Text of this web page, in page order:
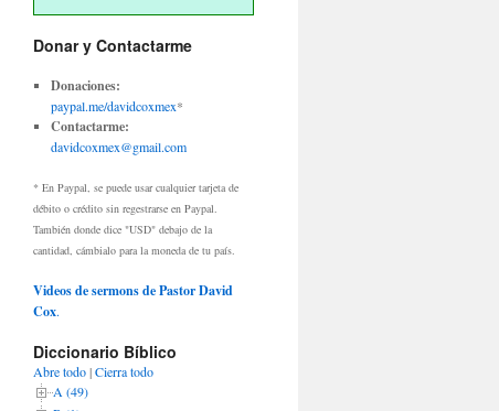
Donar y Contactarme
Donaciones:
paypal.me/davidcoxmex*
Contactarme:
davidcoxmex@gmail.com
* En Paypal, se puede usar cualquier tarjeta de
débito o crédito sin regestrarse en Paypal.
También donde dice "USD" debajo de la
cantidad, cámbialo para la moneda de tu país.
Videos de sermons de Pastor David
Cox.
Diccionario Bíblico
Abre todo|Cierra todo
A (49)